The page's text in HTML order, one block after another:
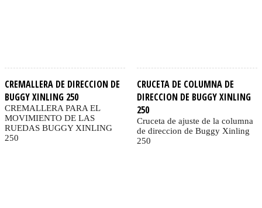
CREMALLERA DE DIRECCION DE
BUGGY XINLING 250
CREMALLERA PARA EL
MOVIMIENTO DE LAS
RUEDAS BUGGY XINLING
250
CRUCETA DE COLUMNA DE
DIRECCION DE BUGGY XINLING
250
Cruceta de ajuste de la columna
de direccion de Buggy Xinling
250